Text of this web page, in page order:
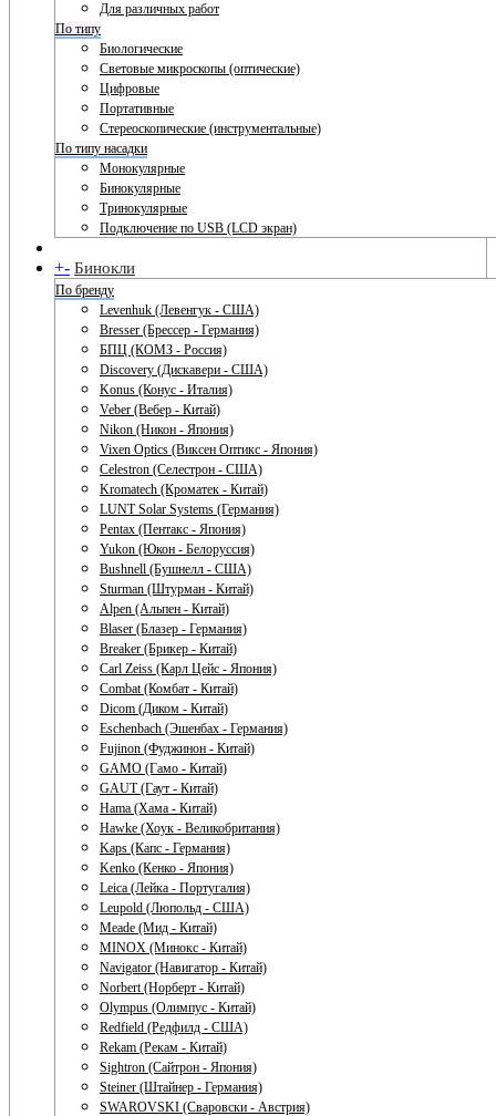
Для различных работ
По типу
Биологические
Световые микроскопы (оптические)
Цифровые
Портативные
Стереоскопические (инструментальные)
По типу насадки
Монокулярные
Бинокулярные
Тринокулярные
Подключение по USB (LCD экран)
+- Бинокли
По бренду
Levenhuk (Левенгук - США)
Bresser (Брессер - Германия)
БПЦ (КОМЗ - Россия)
Discovery (Дискавери - США)
Konus (Конус - Италия)
Veber (Вебер - Китай)
Nikon (Никон - Япония)
Vixen Optics (Виксен Оптикс - Япония)
Celestron (Селестрон - США)
Kromatech (Кроматек - Китай)
LUNT Solar Systems (Германия)
Pentax (Пентакс - Япония)
Yukon (Юкон - Белоруссия)
Bushnell (Бушнелл - США)
Sturman (Штурман - Китай)
Alpen (Альпен - Китай)
Blaser (Блазер - Германия)
Breaker (Брикер - Китай)
Carl Zeiss (Карл Цейс - Япония)
Combat (Комбат - Китай)
Dicom (Диком - Китай)
Eschenbach (Эшенбах - Германия)
Fujinon (Фуджинон - Китай)
GAMO (Гамо - Китай)
GAUT (Гаут - Китай)
Hama (Хама - Китай)
Hawke (Хоук - Великобритания)
Kaps (Капс - Германия)
Kenko (Кенко - Япония)
Leica (Лейка - Португалия)
Leupold (Люпольд - США)
Meade (Мид - Китай)
MINOX (Минокс - Китай)
Navigator (Навигатор - Китай)
Norbert (Норберт - Китай)
Olympus (Олимпус - Китай)
Redfield (Редфилд - США)
Rekam (Рекам - Китай)
Sightron (Сайтрон - Япония)
Steiner (Штайнер - Германия)
SWAROVSKI (Сваровски - Австрия)